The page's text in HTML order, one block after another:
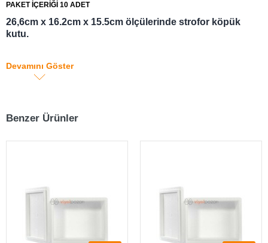
PAKET İÇERİĞİ 10 ADET
26,6cm x 16.2cm x 15.5cm ölçülerinde strofor köpük
kutu.
kutu.
1 kg taşıma kapasiteli dondurma köpük kutusu
yada soğuk muhafaza kolisi.
Devamını Göster
Benzer Ürünler